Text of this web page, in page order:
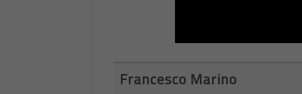
Francesco Marino